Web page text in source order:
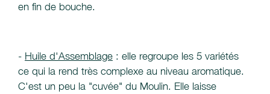
en fin de bouche.
- Huile d'Assemblage : elle regroupe les 5 variétés
ce qui la rend très complexe au niveau aromatique.
C'est un peu la "cuvée" du Moulin. Elle laisse